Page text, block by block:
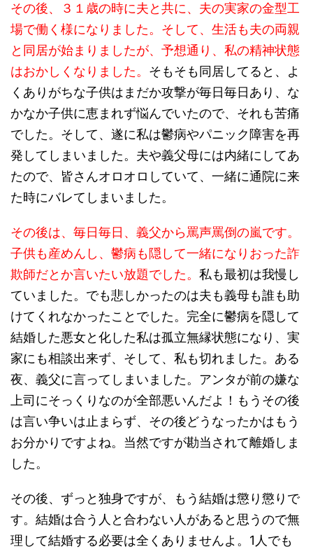
その後、３１歳の時に夫と共に、夫の実家の金型工
場で働く様になりました。そして、生活も夫の両親
と同居が始まりましたが、予想通り、私の精神状態
はおかしくなりました。 そもそも同居してると、よ
くありがちな子供はまだか攻撃が毎日毎日あり、な
かなか子供に恵まれず悩んでいたので、それも苦痛
でした。そして、遂に私は鬱病やパニック障害を再
発してしまいました。夫や義父母には内緒にしてあ
たので、皆さんオロオロしていて、一緒に通院に来
た時にバレてしまいました。
その後は、毎日毎日、義父から罵声罵倒の嵐です。
子供も産めんし、鬱病も隠して一緒になりおった詐
欺師だとか言いたい放題でした。 私も最初は我慢し
ていました。でも悲しかったのは夫も義母も誰も助
けてくれなかったことでした。完全に鬱病を隠して
結婚した悪女と化した私は孤立無縁状態になり、実
家にも相談出来ず、そして、私も切れました。ある
夜、義父に言ってしまいました。アンタが前の嫌な
上司にそっくりなのが全部悪いんだよ！もうその後
は言い争いは止まらず、その後どうなったかはもう
お分かりですよね。当然ですが勘当されて離婚しま
した。
その後、ずっと独身ですが、もう結婚は懲り懲りで
す。結婚は合う人と合わない人があると思うので無
理して結婚する必要は全くありませんよ。1人でも